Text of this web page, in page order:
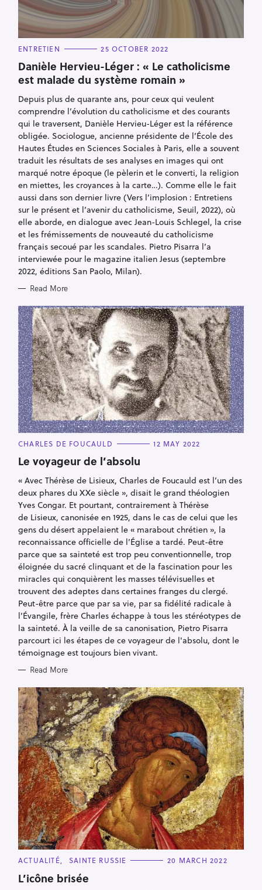
C
T
E
G
O
R
I
E
S
ENTRETIEN 25 OCTOBER 2022
Danièle Hervieu-Léger : « Le catholicisme
est malade du système romain »
Depuis plus de quarante ans, pour ceux qui veulent
comprendre l’évolution du catholicisme et des courants
qui le traversent, Danièle Hervieu-Léger est la référence
obligée. Sociologue, ancienne présidente de l’École des
Hautes Études en Sciences Sociales à Paris, elle a souvent
traduit les résultats de ses analyses en images qui ont
marqué notre époque (le pèlerin et le converti, la religion
en miettes, les croyances à la carte…). Comme elle le fait
aussi dans son dernier livre (Vers l’implosion : Entretiens
sur le présent et l’avenir du catholicisme, Seuil, 2022), où
elle aborde, en dialogue avec Jean-Louis Schlegel, la crise
et les frémissements de nouveauté du catholicisme
français secoué par les scandales. Pietro Pisarra l’a
interviewée pour le magazine italien Jesus (septembre
2022, éditions San Paolo, Milan).
Read More
C
T
E
O
R
I
E
S
CHARLES DE FOUCAULD 12 MAY 2022
Le voyageur de l’absolu
« Avec Thérèse de Lisieux, Charles de Foucauld est l’un des
deux phares du XXe siècle », disait le grand théologien
Yves Congar. Et pourtant, contrairement à Thérèse
de Lisieux, canonisée en 1925, dans le cas de celui que les
gens du désert appelaient le « marabout chrétien », la
reconnaissance officielle de l’Église a tardé. Peut-être
parce que sa sainteté est trop peu conventionnelle, trop
éloignée du sacré clinquant et de la fascination pour les
miracles qui conquièrent les masses télévisuelles et
trouvent des adeptes dans certaines franges du clergé.
Peut-être parce que par sa vie, par sa fidélité radicale à
l’Évangile, frère Charles échappe à tous les stéréotypes de
la sainteté. À la veille de sa canonisation, Pietro Pisarra
parcourt ici les étapes de ce voyageur de l'absolu, dont le
témoignage est toujours bien vivant.
Read More
C
T
E
ACTUALITÉ SAINTE RUSSIE 20 MARCH 2022
L’icône brisée